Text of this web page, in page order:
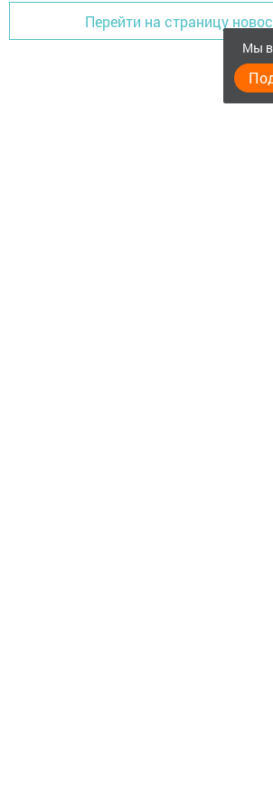
Перейти на страницу
Мы в